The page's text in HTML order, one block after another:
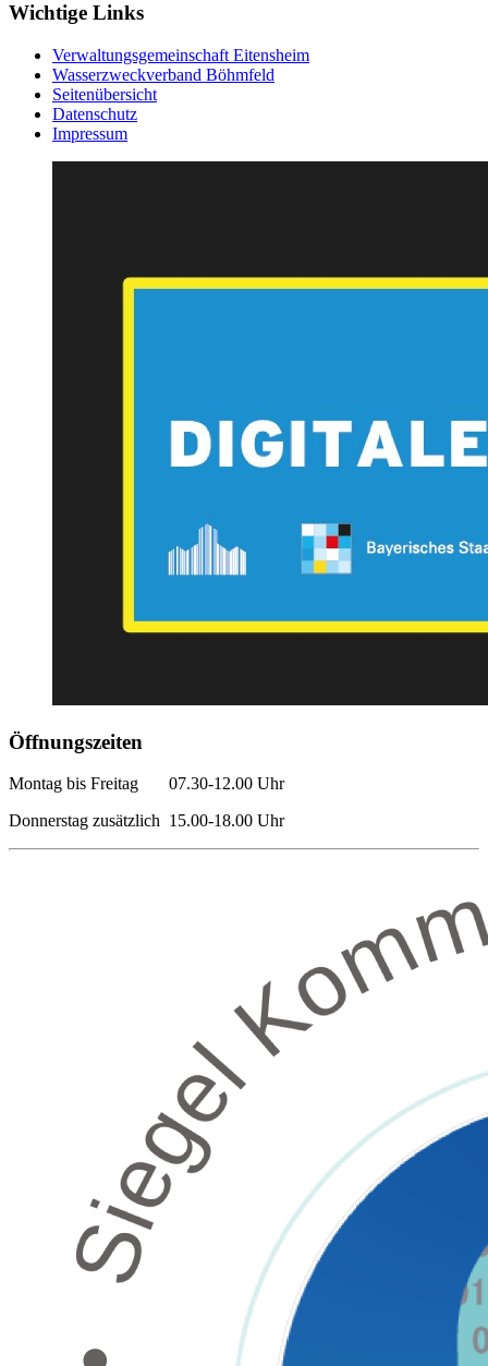
Wichtige Links
Verwaltungsgemeinschaft Eitensheim
Wasserzweckverband Böhmfeld
Seitenübersicht
Datenschutz
Impressum
Öffnungszeiten
Montag bis Freitag 07.30-12.00 Uhr
Donnerstag zusätzlich 15.00-18.00 Uhr